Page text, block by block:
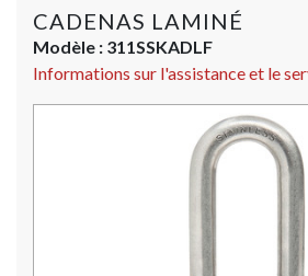
CADENAS LAMINÉ
Modèle : 311SSKADLF
Informations sur l'assistance et le